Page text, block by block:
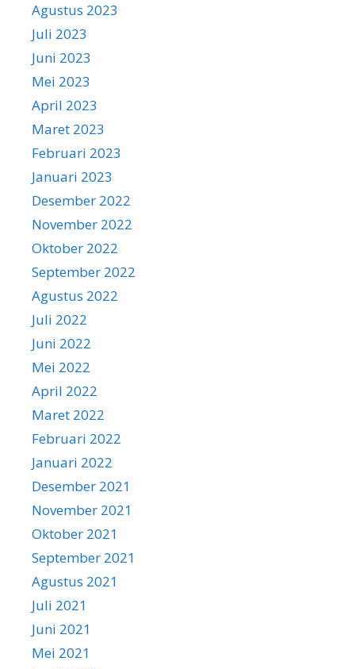
Agustus 2023
Juli 2023
Juni 2023
Mei 2023
April 2023
Maret 2023
Februari 2023
Januari 2023
Desember 2022
November 2022
Oktober 2022
September 2022
Agustus 2022
Juli 2022
Juni 2022
Mei 2022
April 2022
Maret 2022
Februari 2022
Januari 2022
Desember 2021
November 2021
Oktober 2021
September 2021
Agustus 2021
Juli 2021
Juni 2021
Mei 2021